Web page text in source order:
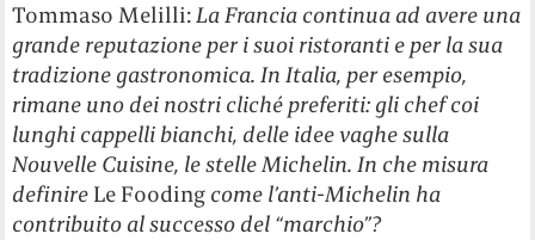
Tommaso Melilli:La Francia continua ad avere una
grande reputazione per i suoi ristoranti e per la sua
tradizione gastronomica. In Italia, per esempio,
rimane uno dei nostri cliché preferiti: gli chef coi
lunghi cappelli bianchi, delle idee vaghe sulla
Nouvelle Cuisine, le stelle Michelin. In che misura
definire Le Fooding come l’anti-Michelin ha
contribuito al successo del “marchio”?